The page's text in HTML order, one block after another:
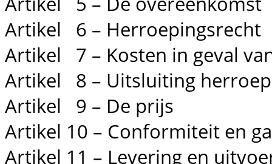
Artikel 6 – Herroepingsrecht
Artikel 7 – Kosten in geval
Artikel 8 – Uitsluiting
Artikel 9 – De prijs
Artikel 10 – Conformiteit en
Artikel 11 – Levering en